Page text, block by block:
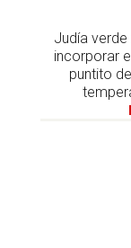
Judía
incorporar
puntito